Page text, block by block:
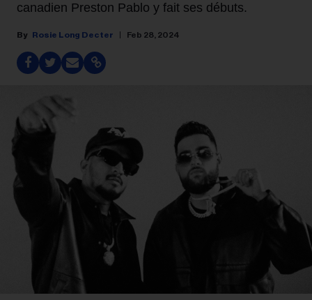
canadien Preston Pablo y fait ses débuts.
Rosie Long Decter Feb 28, 2024